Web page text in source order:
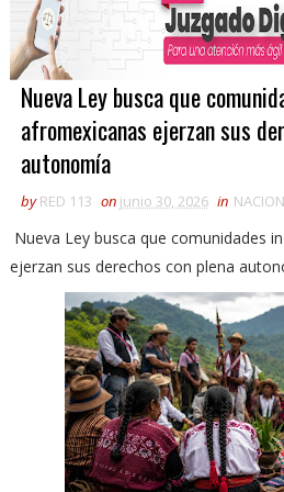
Nueva Ley busca que
afromexicanas ejerzan sus
autonomía
by RED 113 on junio 30, 2026 in
Nueva Ley busca que comunidades
ejerzan sus derechos con plena